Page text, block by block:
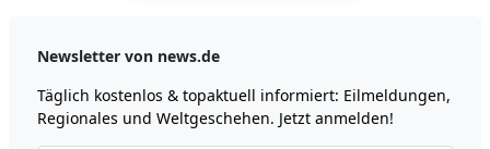
Newsletter von news.de
Täglich kostenlos & topaktuell informiert: Eilmeldungen,
Regionales und Weltgeschehen. Jetzt anmelden!